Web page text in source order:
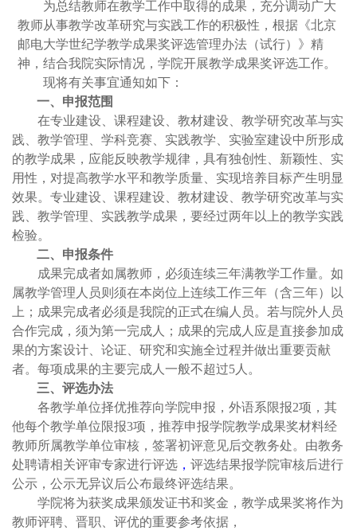
为总结教师在教学工作中取得的成果，充分调动广大
教师从事教学改革研究与实践工作的积极性， 根据《北京
邮电大学世纪学教学成果奖评选管理办法（试行）》精
神，结合我院实际情况， 学院开展教学成果奖评选工作。
现将有关事宜通知如下：
一、申报范围
在专业建设、课程建设、教材建设、教学研究改革与实
践、教学管理、学科竞赛、实践教学、实验室建设中所形成
的教学成果，应能反映教学规律，具有独创性、新颖性、实
用性，对提高教学水平和教学质量、实现培养目标产生明显
效果。专业建设、课程建设、教材建设、教学研究改革与实
践、教学管理、实践教学成果，要经过两年以上的教学实践
检验。
二、申报条件
成果完成者如属教师，必须连续三年满教学工作量。如
属教学管理人员则须在本岗位上连续工作三年（含三年）以
上；成果完成者必须是我院的正式在编人员。若与院外人员
合作完成，须为第一完成人；成果的完成人应是直接参加成
果的方案设计、论证、研究和实施全过程并做出重要贡献
者。每项成果的主要完成人一般不超过5人。
三、评选办法
各教学单位择优推荐向学院申报，外语系限报2项，其
他每个教学单位限报3项，推荐申报学院教学成果奖材料经
教师所属教学单位审核，签署初评意见后交教务处。由教务
处聘请相关评审专家进行评选 ， 评选结果报学院审核后进行
公示 ， 公示无异议后公布最终评选结果。
学院将为获奖成果颁发证书和奖金， 教学成果奖将作为
教师评聘、晋职、评优的重要参考依据，